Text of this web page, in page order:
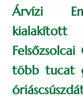
Árvízi
több tucat